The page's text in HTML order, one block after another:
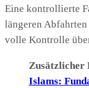
Eine kontrollierte
längeren
volle Kontrolle
Zusätzlicher
Islams: